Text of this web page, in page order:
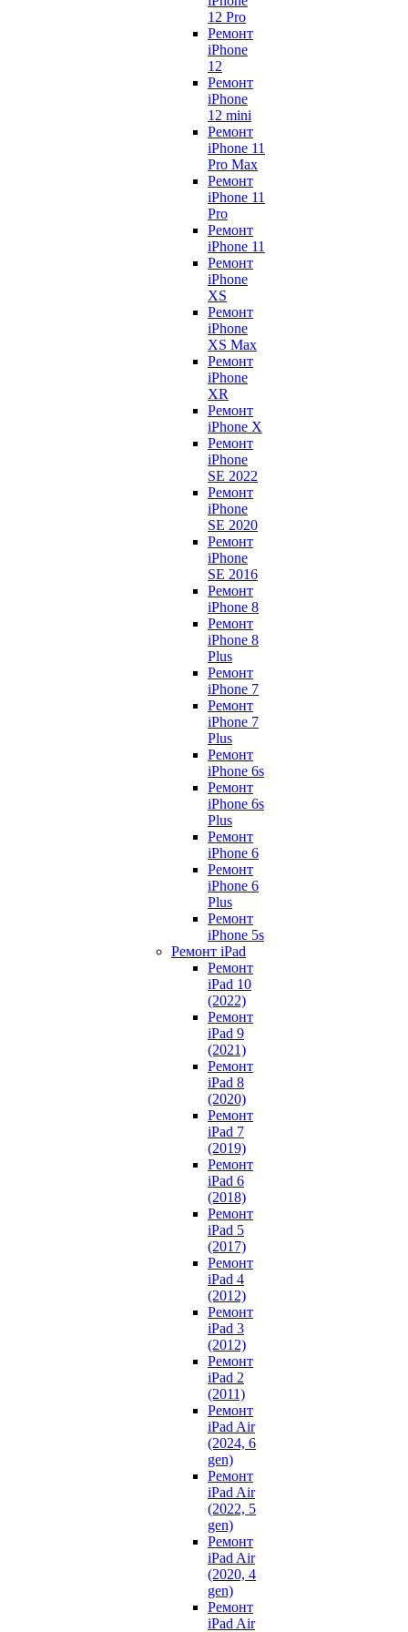
12 Pro
Ремонт
iPhone
12
Ремонт
iPhone
12 mini
Ремонт
iPhone 11
Pro Max
Ремонт
iPhone 11
Pro
Ремонт
iPhone 11
Ремонт
iPhone
XS
Ремонт
iPhone
XS Max
Ремонт
iPhone
XR
Ремонт
iPhone X
Ремонт
iPhone
SE 2022
Ремонт
iPhone
SE 2020
Ремонт
iPhone
SE 2016
Ремонт
iPhone 8
Ремонт
iPhone 8
Plus
Ремонт
iPhone 7
Ремонт
iPhone 7
Plus
Ремонт
iPhone 6s
Ремонт
iPhone 6s
Plus
Ремонт
iPhone 6
Ремонт
iPhone 6
Plus
Ремонт
iPhone 5s
Ремонт iPad
Ремонт
iPad 10
(2022)
Ремонт
iPad 9
(2021)
Ремонт
iPad 8
(2020)
Ремонт
iPad 7
(2019)
Ремонт
iPad 6
(2018)
Ремонт
iPad 5
(2017)
Ремонт
iPad 4
(2012)
Ремонт
iPad 3
(2012)
Ремонт
iPad 2
(2011)
Ремонт
iPad Air
(2024, 6
gen)
Ремонт
iPad Air
(2022, 5
gen)
Ремонт
iPad Air
(2020, 4
gen)
Ремонт
iPad Air